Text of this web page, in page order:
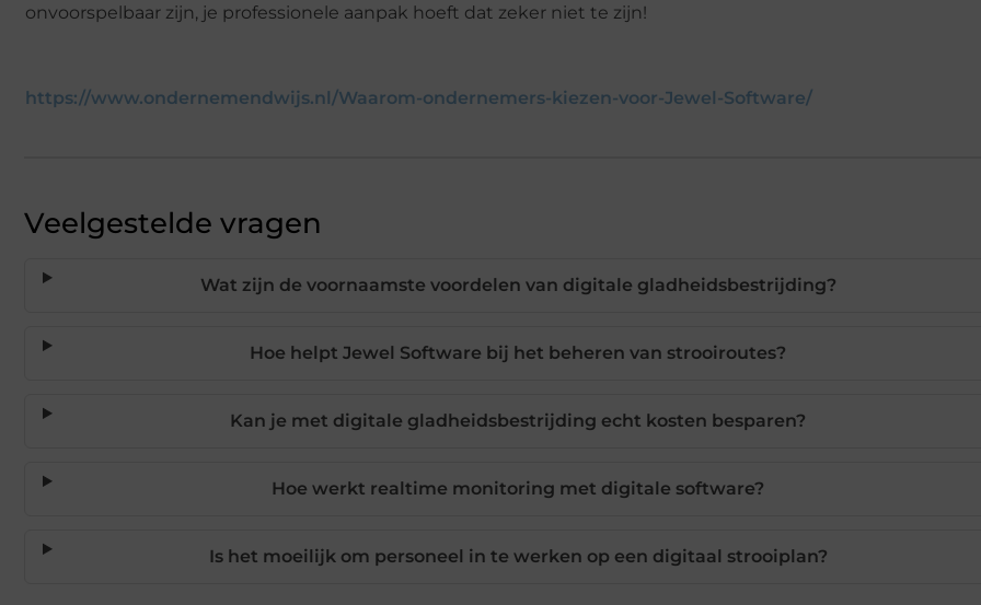
onvoorspelbaar zijn, je professionele aanpak hoeft dat zeker niet te zijn!
https://www.ondernemendwijs.nl/Waarom-ondernemers-kiezen-voor-Jewel-Software/
Veelgestelde vragen
Wat zijn de voornaamste voordelen van digitale gladheidsbestrijding?
Hoe helpt Jewel Software bij het beheren van strooiroutes?
Kan je met digitale gladheidsbestrijding echt kosten besparen?
Hoe werkt realtime monitoring met digitale software?
Is het moeilijk om personeel in te werken op een digitaal strooiplan?